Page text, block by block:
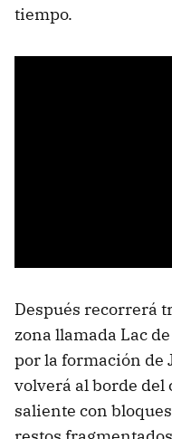
tiempo.
Después recorrerá
zona llamada Lac
por la formación de
volverá al borde
saliente con